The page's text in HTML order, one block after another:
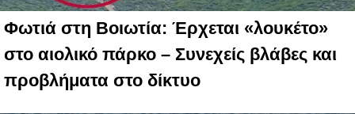
Φωτιά στη Βοιωτία: Έρχεται «λουκέτο»
στο αιολικό πάρκο – Συνεχείς βλάβες και
προβλήματα στο δίκτυο